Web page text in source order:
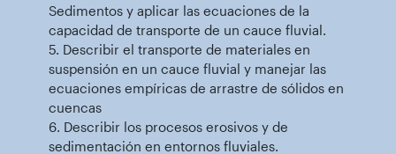
Sedimentos y aplicar las ecuaciones de la
capacidad de transporte de un cauce fluvial.
5. Describir el transporte de materiales en
suspensión en un cauce fluvial y manejar las
ecuaciones empíricas de arrastre de sólidos en
cuencas
6. Describir los procesos erosivos y de
sedimentación en entornos fluviales.